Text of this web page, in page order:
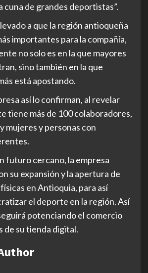
cuna de grandes deportistas”.
a que la región antioqueña
importantes para la compañía,
no solo es en la que mayores
sino también en la que
está apostando.
así lo confirman, al revelar
tiene más de 100 colaboradores,
mujeres y personas con
futuro cercano, la empresa
su expansión y la apertura de
en Antioquia, para así
el deporte en la región. Así
potenciando el comercio
de su tienda digital.